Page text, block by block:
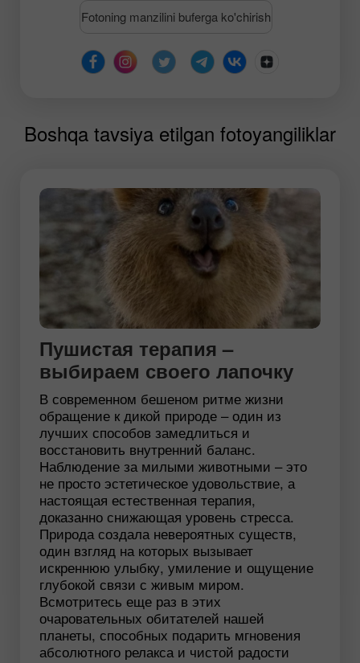
Fotoning manzilini buferga ko'chirish
Boshqa tavsiya etilgan fotoyangiliklar
Пушистая терапия –
выбираем своего лапочку
В современном бешеном ритме жизни
обращение к дикой природе – один из
лучших способов замедлиться и
восстановить внутренний баланс.
Наблюдение за милыми животными – это
не просто эстетическое удовольствие, а
настоящая естественная терапия,
доказанно снижающая уровень стресса.
Природа создала невероятных существ,
один взгляд на которых вызывает
искреннюю улыбку, умиление и ощущение
глубокой связи с живым миром.
Всмотритесь еще раз в этих
очаровательных обитателей нашей
планеты, способных подарить мгновения
абсолютного релакса и чистой радости